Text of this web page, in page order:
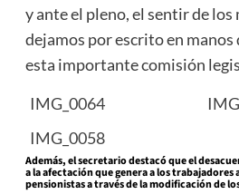
y ante el pleno, el sentir de los
dejamos por escrito en
esta importante comisión
IMG_0064
IMG_0058
Además, el secretario destacó que el
a la afectación que genera a los trabajadores
pensionistas a través de la modificación de